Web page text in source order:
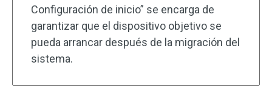
Configuración de inicio” se encarga de
garantizar que el dispositivo objetivo se
pueda arrancar después de la migración del
sistema.